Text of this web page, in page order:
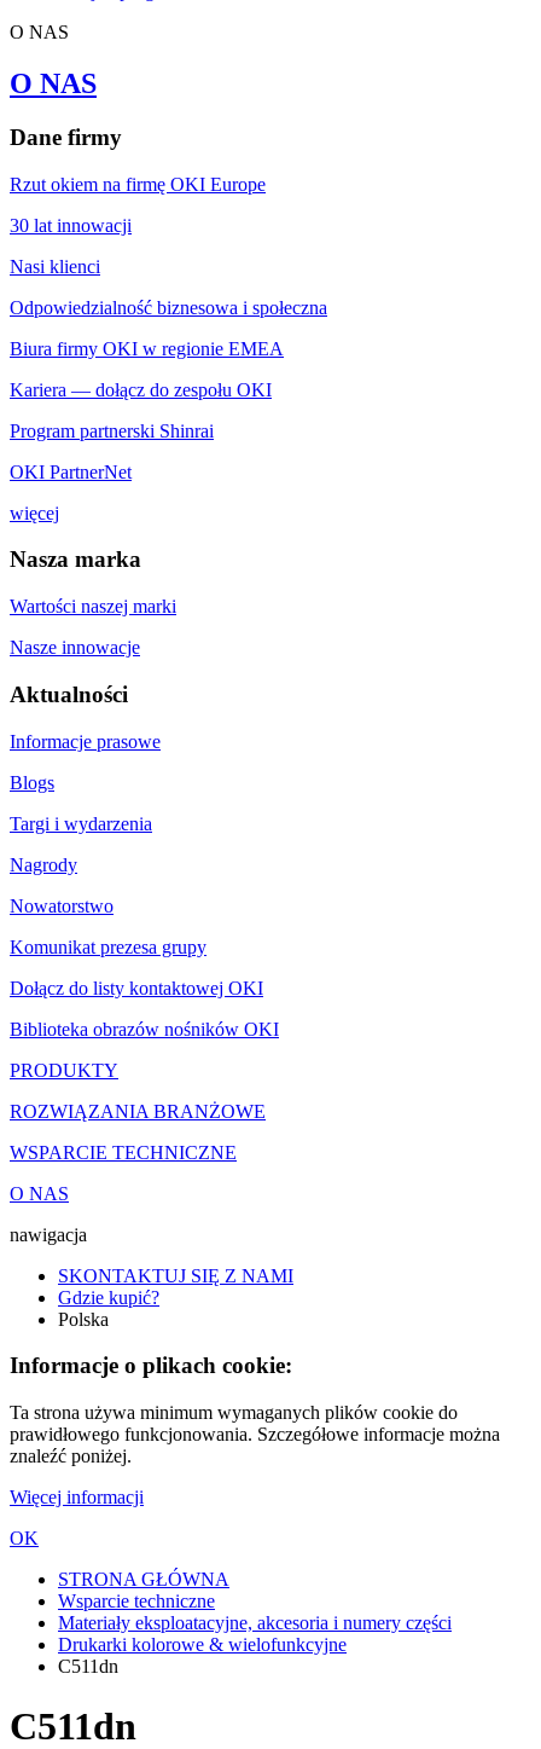
O NAS
O NAS
Dane firmy
Rzut okiem na firmę OKI Europe
30 lat innowacji
Nasi klienci
Odpowiedzialność biznesowa i społeczna
Biura firmy OKI w regionie EMEA
Kariera — dołącz do zespołu OKI
Program partnerski Shinrai
OKI PartnerNet
więcej
Nasza marka
Wartości naszej marki
Nasze innowacje
Aktualności
Informacje prasowe
Blogs
Targi i wydarzenia
Nagrody
Nowatorstwo
Komunikat prezesa grupy
Dołącz do listy kontaktowej OKI
Biblioteka obrazów nośników OKI
PRODUKTY
ROZWIĄZANIA BRANŻOWE
WSPARCIE TECHNICZNE
O NAS
nawigacja
SKONTAKTUJ SIĘ Z NAMI
Gdzie kupić?
Polska
Informacje o plikach cookie:
Ta strona używa minimum wymaganych plików cookie do
prawidłowego funkcjonowania. Szczegółowe informacje można
znaleźć poniżej.
Więcej informacji
OK
STRONA GŁÓWNA
Wsparcie techniczne
Materiały eksploatacyjne, akcesoria i numery części
Drukarki kolorowe & wielofunkcyjne
C511dn
C511dn